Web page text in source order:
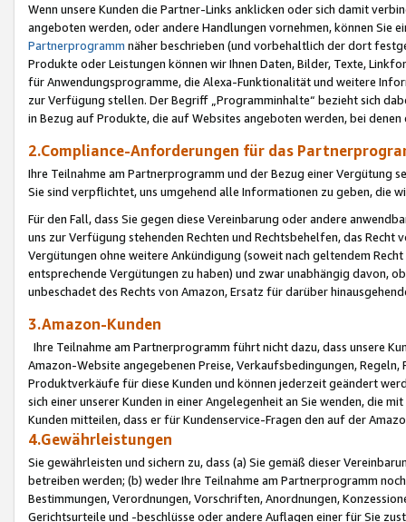
Wenn unsere Kunden die Partner-Links anklicken oder sich damit
angeboten werden, oder andere Handlungen vornehmen, können Sie
Partnerprogramm näher beschrieben (und vorbehaltlich der dort
Produkte oder Leistungen können wir Ihnen Daten, Bilder, Texte,
für Anwendungsprogramme, die Alexa-Funktionalität und weitere
zur Verfügung stellen. Der Begriff „Programminhalte“ bezieht sich
in Bezug auf Produkte, die auf Websites angeboten werden, bei
2.Compliance-Anforderungen für das
Ihre Teilnahme am Partnerprogramm und der Bezug einer Vergütung
Sie sind verpflichtet, uns umgehend alle Informationen zu geben, die
Für den Fall, dass Sie gegen diese Vereinbarung oder andere
uns zur Verfügung stehenden Rechten und Rechtsbehelfen, das
Vergütungen ohne weitere Ankündigung (soweit nach geltendem
entsprechende Vergütungen zu haben) und zwar unabhängig davon,
unbeschadet des Rechts von Amazon, Ersatz für darüber
3.Amazon-Kunden
Ihre Teilnahme am Partnerprogramm führt nicht dazu, dass unsere
Amazon-Website angegebenen Preise, Verkaufsbedingungen,
Produktverkäufe für diese Kunden und können jederzeit geändert
sich einer unserer Kunden in einer Angelegenheit an Sie wenden, die
Kunden mitteilen, dass er für Kundenservice-Fragen den auf der
4.Gewährleistungen
Sie gewährleisten und sichern zu, dass (a) Sie gemäß dieser
betreiben werden; (b) weder Ihre Teilnahme am Partnerprogramm
Bestimmungen, Verordnungen, Vorschriften, Anordnungen,
Gerichtsurteile und -beschlüsse oder andere Auflagen einer für Sie